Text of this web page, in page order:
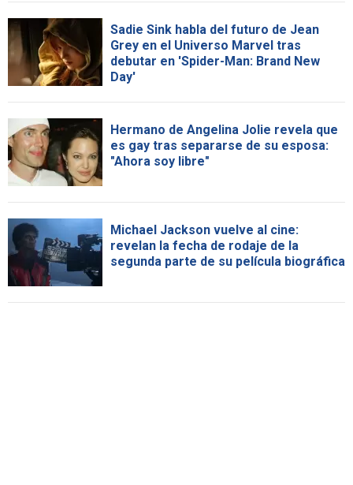
Sadie Sink habla del futuro de Jean
Grey en el Universo Marvel tras
debutar en 'Spider-Man: Brand New
Day'
Hermano de Angelina Jolie revela que
es gay tras separarse de su esposa:
"Ahora soy libre"
Michael Jackson vuelve al cine:
revelan la fecha de rodaje de la
segunda parte de su película biográfica